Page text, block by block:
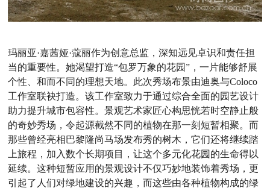
玛丽亚·嘉茜娅·蔻丽作为创意总监，深知远见卓识和责任担
当的重要性。她渴望打造“包罗万象的花园”，一片能够舒展
个性、和而不同的理想天地。此次秀场布景由迪奥与Coloco
工作室联袂打造。该工作室致力于通过综合全面的园艺设计
助力提升城市包容性。景观艺术家匠心构思恍若时空静止般
的奇妙秀场，令起源截然不同的植物在那一刻短暂相聚。而
那些曾经亮相巴黎隆尚马场发布秀的树木，它们还将继续踏
上旅程，加入数个长期项目，让这个多元化花园的生命得以
延续。这种短暂应用的景观设计不仅巧妙地装饰着秀场，更
引起了人们对绿地建设的兴趣，而这些由各种植物构成的绿